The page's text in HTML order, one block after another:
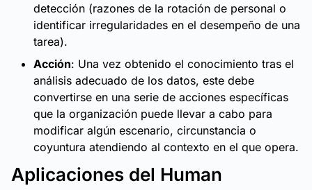
detección (razones de la rotación de personal o
identificar irregularidades en el desempeño de una
tarea).
Acción: Una vez obtenido el conocimiento tras el
análisis adecuado de los datos, este debe
convertirse en una serie de acciones específicas
que la organización puede llevar a cabo para
modificar algún escenario, circunstancia o
coyuntura atendiendo al contexto en el que opera.
Aplicaciones del Human